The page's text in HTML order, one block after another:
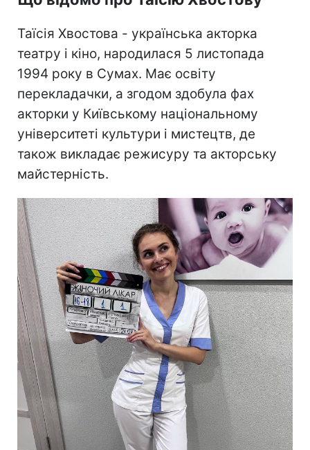
Таїсія Хвостова - українська акторка
театру і кіно, народилася 5 листопада
1994 року в Сумах. Має освіту
перекладачки, а згодом здобула фах
акторки у Київському національному
університеті культури і мистецтв, де
також викладає режисуру та акторську
майстерність.